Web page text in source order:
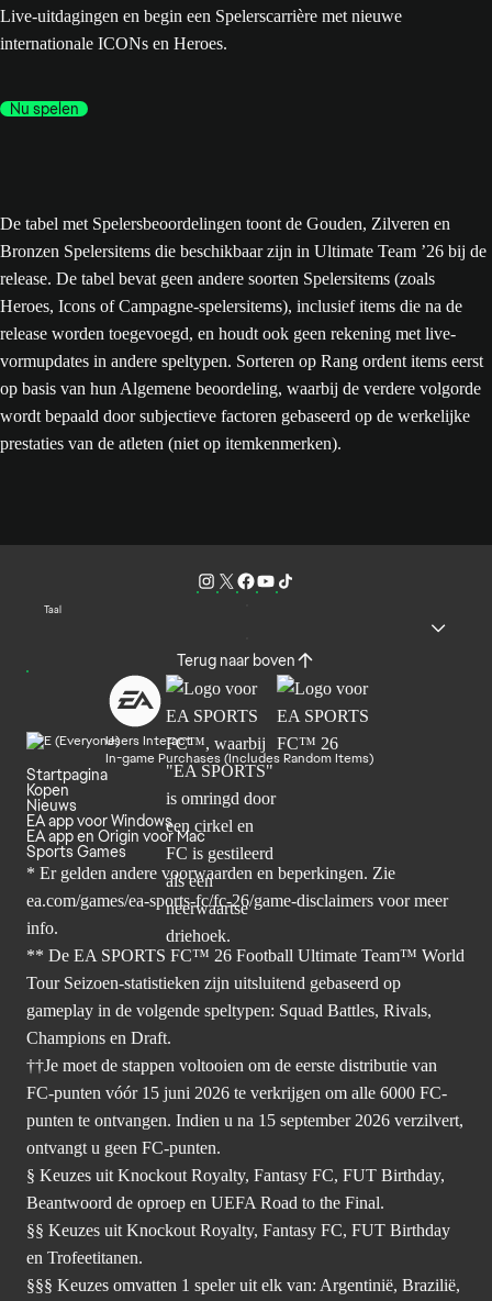
Live-uitdagingen en begin een Spelerscarrière met nieuwe
internationale ICONs en Heroes.
Nu spelen
De tabel met Spelersbeoordelingen toont de Gouden, Zilveren en
Bronzen Spelersitems die beschikbaar zijn in Ultimate Team ’26 bij de
release. De tabel bevat geen andere soorten Spelersitems (zoals
Heroes, Icons of Campagne-spelersitems), inclusief items die na de
release worden toegevoegd, en houdt ook geen rekening met live-
vormupdates in andere speltypen. Sorteren op Rang ordent items eerst
op basis van hun Algemene beoordeling, waarbij de verdere volgorde
wordt bepaald door subjectieve factoren gebaseerd op de werkelijke
prestaties van de atleten (niet op itemkenmerken).
Taal
Terug naar boven
Users Interact
In-game Purchases (Includes Random Items)
Startpagina
Kopen
Nieuws
EA app voor Windows
EA app en Origin voor Mac
Sports Games
* Er gelden andere voorwaarden en beperkingen. Zie
ea.com/games/ea-sports-fc/fc-26/game-disclaimers voor meer
info.
** De EA SPORTS FC™ 26 Football Ultimate Team™ World
Tour Seizoen-statistieken zijn uitsluitend gebaseerd op
gameplay in de volgende speltypen: Squad Battles, Rivals,
Champions en Draft.
††Je moet de stappen voltooien om de eerste distributie van
FC-punten vóór 15 juni 2026 te verkrijgen om alle 6000 FC-
punten te ontvangen. Indien u na 15 september 2026 verzilvert,
ontvangt u geen FC-punten.
§ Keuzes uit Knockout Royalty, Fantasy FC, FUT Birthday,
Beantwoord de oproep en UEFA Road to the Final.
§§ Keuzes uit Knockout Royalty, Fantasy FC, FUT Birthday
en Trofeetitanen.
§§§ Keuzes omvatten 1 speler uit elk van: Argentinië, Brazilië,